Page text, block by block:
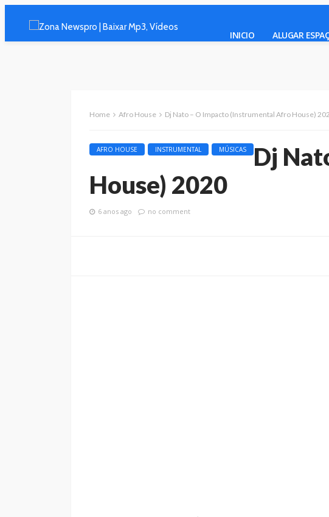
INICIO ALUGAR
Home Afro House Dj Nato – O Impacto (Instrumental Afro House)
AFRO HOUSE INSTRUMENTAL MÚSICAS
Dj
House) 2020
6 anos ago no comment